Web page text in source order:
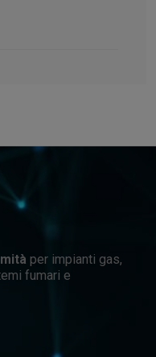
per impianti gas,
fumari e